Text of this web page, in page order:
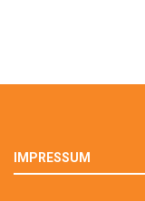
IMPRESSUM